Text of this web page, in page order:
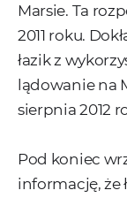
Marsie. Ta
2011 roku.
łazik z
lądowanie na
sierpnia 2012
Pod koniec
informację, że